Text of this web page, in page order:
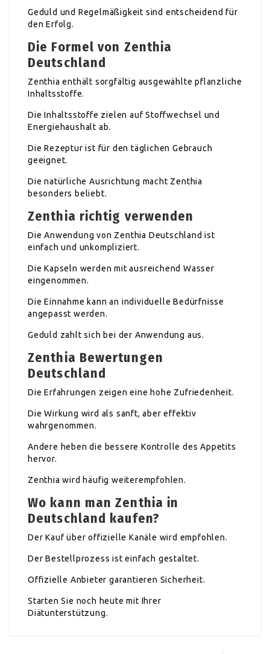
Geduld und Regelmäßigkeit sind entscheidend für
den Erfolg.
Die Formel von Zenthia
Deutschland
Zenthia enthält sorgfältig ausgewählte pflanzliche
Inhaltsstoffe.
Die Inhaltsstoffe zielen auf Stoffwechsel und
Energiehaushalt ab.
Die Rezeptur ist für den täglichen Gebrauch
geeignet.
Die natürliche Ausrichtung macht Zenthia
besonders beliebt.
Zenthia richtig verwenden
Die Anwendung von Zenthia Deutschland ist
einfach und unkompliziert.
Die Kapseln werden mit ausreichend Wasser
eingenommen.
Die Einnahme kann an individuelle Bedürfnisse
angepasst werden.
Geduld zahlt sich bei der Anwendung aus.
Zenthia Bewertungen
Deutschland
Die Erfahrungen zeigen eine hohe Zufriedenheit.
Die Wirkung wird als sanft, aber effektiv
wahrgenommen.
Andere heben die bessere Kontrolle des Appetits
hervor.
Zenthia wird häufig weiterempfohlen.
Wo kann man Zenthia in
Deutschland kaufen?
Der Kauf über offizielle Kanäle wird empfohlen.
Der Bestellprozess ist einfach gestaltet.
Offizielle Anbieter garantieren Sicherheit.
Starten Sie noch heute mit Ihrer
Diätunterstützung.